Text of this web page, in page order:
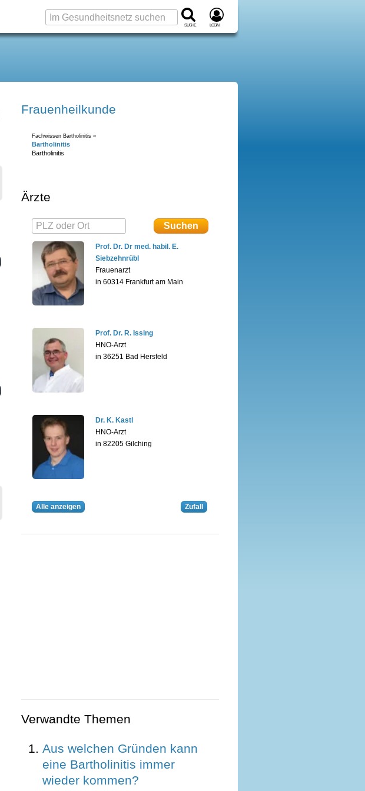
Suche Login
Frauenheilkunde
Fachwissen Bartholinitis »
Bartholinitis
Bartholinitis
Ärzte
Prof. Dr. Dr med. habil. E.
Siebzehnrübl
Frauenarzt
in 60314 Frankfurt am Main
Prof. Dr. R. Issing
HNO-Arzt
in 36251 Bad Hersfeld
Dr. K. Kastl
HNO-Arzt
in 82205 Gilching
Alle anzeigen Zufall
Verwandte Themen
Aus welchen Gründen kann
eine Bartholinitis immer
wieder kommen?